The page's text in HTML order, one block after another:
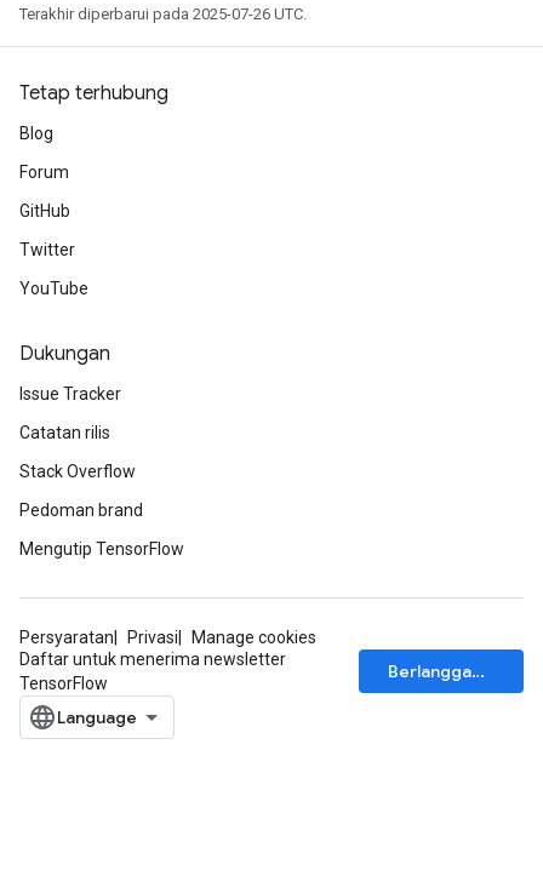
Terakhir diperbarui pada 2025-07-26 UTC.
Tetap terhubung
Blog
Forum
GitHub
Twitter
YouTube
Dukungan
Issue Tracker
Catatan rilis
Stack Overflow
Pedoman brand
Mengutip TensorFlow
Persyaratan Privasi
Manage cookies
Daftar untuk menerima newsletter
TensorFlow
Berlangganan